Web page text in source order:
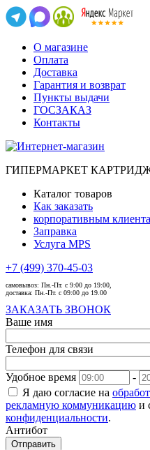
О магазине
Оплата
Доставка
Гарантия и возврат
Пункты выдачи
ГОСЗАКАЗ
Контакты
ГИПЕРМАРКЕТ
Каталог товаров
Как заказать
корпоративным
Заправка
Услуга MPS
+7 (499) 370-45-03
самовывоз: Пн.-Пт. с 9:00 до 19:00,
доставка: Пн.-Пт. с 09:00 до 19.00
ЗАКАЗАТЬ ЗВОНОК
Ваше имя
Телефон для связи
Удобное время
-
Я даю согласие на
рекламную коммуникацию и
конфиденциальности.
Антибот
Отправить